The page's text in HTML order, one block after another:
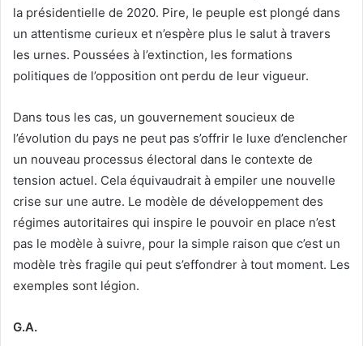
la présidentielle de 2020. Pire, le peuple est plongé dans
un attentisme curieux et n’espère plus le salut à travers
les urnes. Poussées à l’extinction, les formations
politiques de l’opposition ont perdu de leur vigueur.
Dans tous les cas, un gouvernement soucieux de
l’évolution du pays ne peut pas s’offrir le luxe d’enclencher
un nouveau processus électoral dans le contexte de
tension actuel. Cela équivaudrait à empiler une nouvelle
crise sur une autre. Le modèle de développement des
régimes autoritaires qui inspire le pouvoir en place n’est
pas le modèle à suivre, pour la simple raison que c’est un
modèle très fragile qui peut s’effondrer à tout moment. Les
exemples sont légion.
G.A.